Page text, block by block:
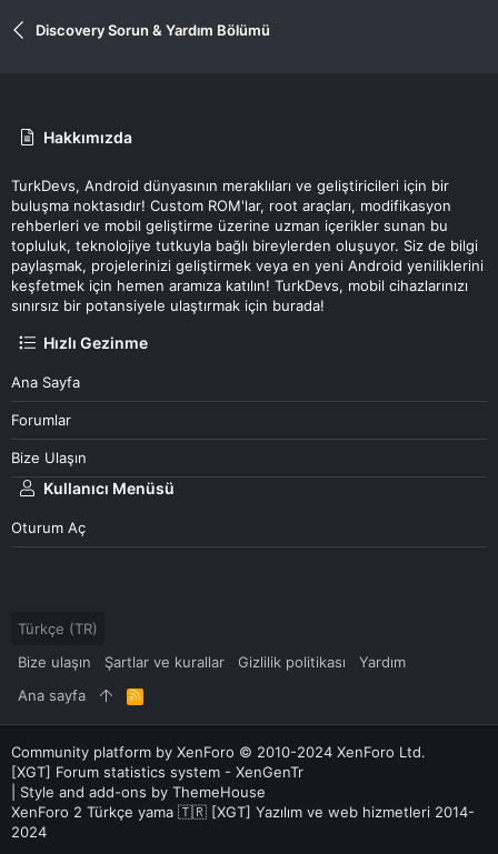
Discovery Sorun & Yardım Bölümü
Hakkımızda
TurkDevs, Android dünyasının meraklıları ve geliştiricileri için bir
buluşma noktasıdır! Custom ROM'lar, root araçları, modifikasyon
rehberleri ve mobil geliştirme üzerine uzman içerikler sunan bu
topluluk, teknolojiye tutkuyla bağlı bireylerden oluşuyor. Siz de bilgi
paylaşmak, projelerinizi geliştirmek veya en yeni Android yeniliklerini
keşfetmek için hemen aramıza katılın! TurkDevs, mobil cihazlarınızı
sınırsız bir potansiyele ulaştırmak için burada!
Hızlı Gezinme
Ana Sayfa
Forumlar
Bize Ulaşın
Kullanıcı Menüsü
Oturum Aç
Türkçe (TR)
Bize ulaşın
Şartlar ve kurallar Gizlilik politikası
Yardım
Ana sayfa
R
S
S
Community platform by XenForo © 2010-2024 XenForo Ltd.
[XGT] Forum statistics system - XenGenTr
Style and add-ons by ThemeHouse
XenForo 2 Türkçe yama 🇹🇷 [XGT] Yazılım ve web hizmetleri 2014-
2024